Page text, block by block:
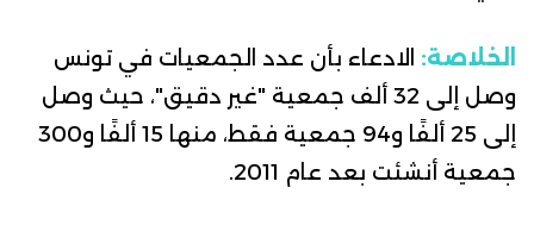
الخلاصة: الادعاء بأن عدد الجمعيات في تونس
وصل إلى 32 ألف جمعية "غير دقيق"، حيث وصل
إلى 25 ألفًا و94 جمعية فقط، منها 15 ألفًا و300
جمعية أنشئت بعد عام 2011.